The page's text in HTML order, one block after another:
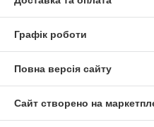
Графік роботи
Повна версія сайту
Сайт створено на